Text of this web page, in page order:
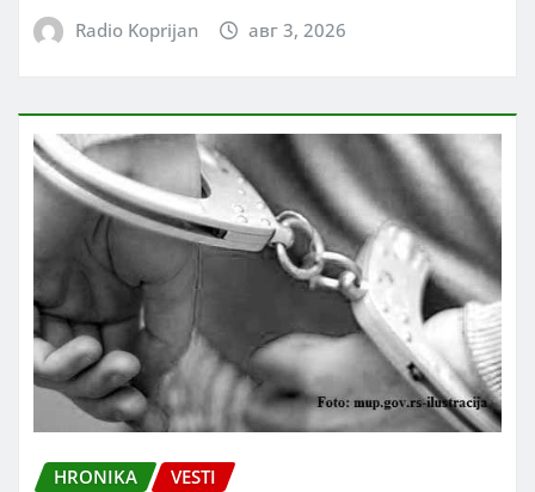
Radio Koprijan авг 3, 2026
HRONIKA VESTI